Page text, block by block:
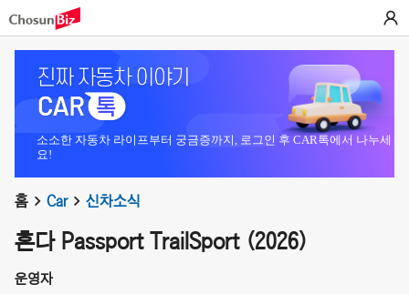
소소한 자동차 라이프부터 궁금증까지, 로그인 후 CAR톡에서 나누세
요!
홈 Car 신차소식
혼다 Passport TrailSport (2026)
운영자